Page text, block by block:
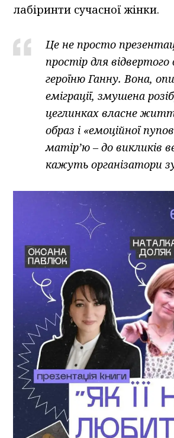
лабіринти сучасної жінки.
Це не просто
простір для відвертого
героїню Ганну. Вона,
еміграції, змушена
цеглинках власне
образ і «емоційної
матір’ю – до викликів
кажуть організатори